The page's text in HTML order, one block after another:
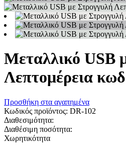
Μεταλλικό USB
Λεπτομέρεια
Προσθήκη στα αγαπημένα
Κωδικός προϊόντος: DR-102
Διαθεσιμότητα:
Διαθέσιμη ποσότητα:
Χωρητικότητα